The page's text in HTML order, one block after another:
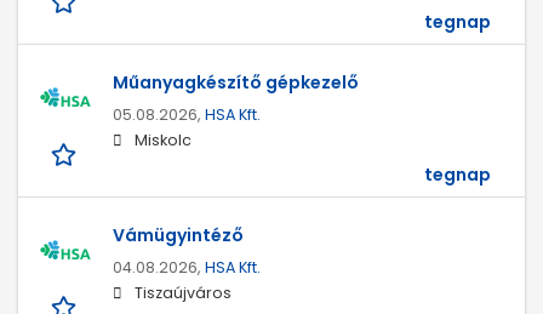
tegnap
Műanyagkészítő gépkezelő
05.08.2026, HSA Kft.
Miskolc
tegnap
Vámügyintéző
04.08.2026, HSA Kft.
Tiszaújváros